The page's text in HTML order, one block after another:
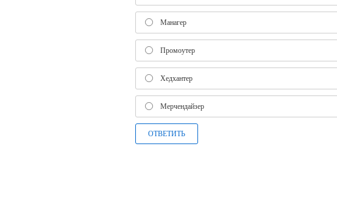
Манагер
Промоутер
Хедхантер
Мерчендайзер